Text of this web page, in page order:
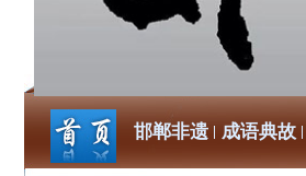
邯郸非遗 成语典故